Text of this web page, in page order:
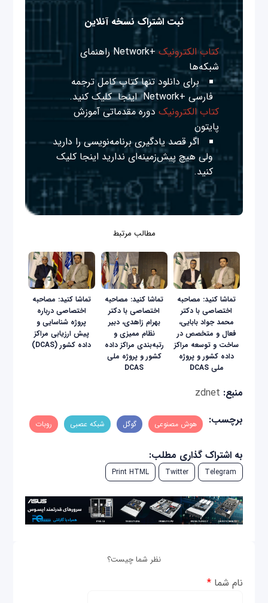
ثبت اشتراک نسخه آنلاین
کتاب الکترونیک
+Network راهنمای
شبکه‌ها
برای دانلود تنها کتاب کامل ترجمه
فارسی +Network
اینجا کلیک کنید.
کتاب الکترونیک دوره مقدماتی آموزش
پایتون
اگر قصد یادگیری برنامه‌نویسی را دارید
ولی هیچ پیش‌زمینه‌ای نداریداینجا کلیک
کنید.
مطالب مرتبط
تماشا کنید: مصاحبه
اختصاصی با دکتر
محمد جواد بابایی،
فعال و متخصص در
ساخت و توسعه مراکز
داده کشور و پروژه
ملی DCAS
تماشا کنید: مصاحبه
اختصاصی با دکتر
بهرام زاهدی، دبیر
نظام ممیزی و
رتبه‌بندی مراکز داده
کشور و پروژه ملی
DCAS
تماشا کنید: مصاحبه
اختصاصی درباره
پروژه شناسایی و
پیش ارزیابی مراکز
داده کشور (DCAS)
منبع: zdnet
برچسب:
هوش مصنوعی گوگل شبکه عصبی روبات
به اشتراک گذاری مطلب:
Telegram
Twitter
Print HTML
نظر شما چیست؟
نام شما*